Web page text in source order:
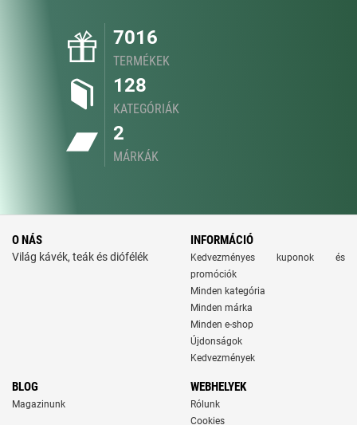
7016
TERMÉKEK
128
KATEGÓRIÁK
2
MÁRKÁK
O NÁS
Világ kávék, teák és diófélék
INFORMÁCIÓ
Kedvezményes kuponok és
promóciók
Minden kategória
Minden márka
Minden e-shop
Újdonságok
Kedvezmények
BLOG
Magazinunk
WEBHELYEK
Rólunk
Cookies